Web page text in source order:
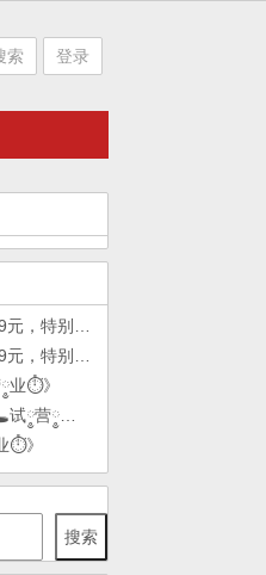
索 登录
特别方法
特别方法
业⏱》
营༵业⏱
⏱》
搜索